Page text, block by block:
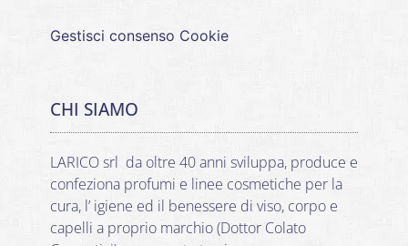
Gestisci consenso Cookie
CHI SIAMO
LARICO srl da oltre 40 anni sviluppa, produce e
confeziona profumi e linee cosmetiche per la
cura, l’ igiene ed il benessere di viso, corpo e
capelli a proprio marchio (Dottor Colato